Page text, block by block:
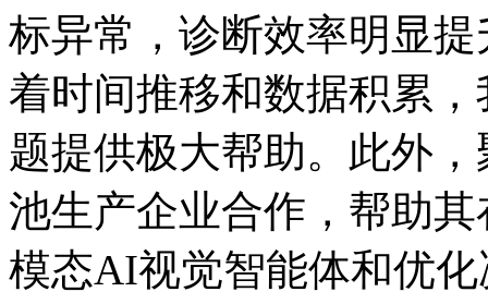
标异常，诊断效率明显
着时间推移和数据积累
题提供极大帮助。此外
池生产企业合作，帮助
模态AI视觉智能体和优化